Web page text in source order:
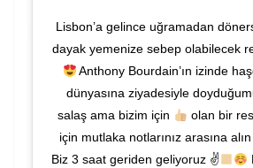
Lisbon’a gelince uğramadan
dayak yemenize sebep olabilecek
Anthony Bourdain’ın izinde
dünyasına ziyadesiyle
salaş ama bizim için
olan bir
için mutlaka notlarınız arasına
Biz 3 saat geriden geliyoruz ✌